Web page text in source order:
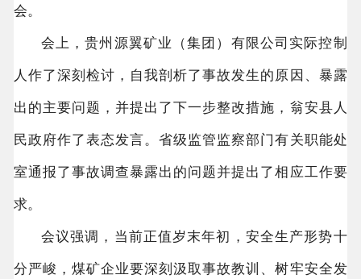
会。
会上，贵州源翼矿业（集团）有限公司实际控制
人作了深刻检讨，自我剖析了事故发生的原因、暴露
出的主要问题，并提出了下一步整改措施，翁安县人
民政府作了表态发言。省级监管监察部门有关职能处
室通报了事故调查暴露出的问题并提出了相应工作要
求。
会议强调，当前正值岁末年初，安全生产形势十
分严峻，煤矿企业要深刻汲取事故教训、树牢安全发